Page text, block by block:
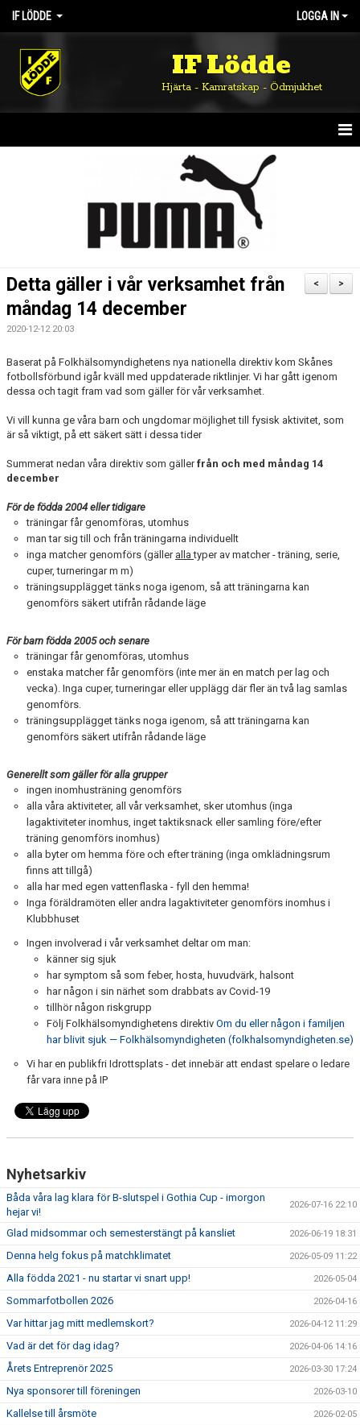
IF LÖDDE LOGGA IN
IF Lödde
Hjärta - Kamratskap - Ödmjukhet
MATCHER
DOKUMENT
KLUBBSHOPEN
>
<
Detta gäller i vår verksamhet från
måndag 14 december
2020-12-12 20:03
Baserat på Folkhälsomyndighetens nya nationella direktiv kom Skånes
fotbollsförbund igår kväll med uppdaterade riktlinjer. Vi har gått igenom
dessa och tagit fram vad som gäller för vår verksamhet.
Vi vill kunna ge våra barn och ungdomar möjlighet till fysisk aktivitet, som
är så viktigt, på ett säkert sätt i dessa tider
Summerat nedan våra direktiv som gällerfrån och med måndag 14
december
För de födda 2004 eller tidigare
träningar får genomföras, utomhus
man tar sig till och från träningarna individuellt
inga matcher genomförs (gäller allatyper av matcher - träning, serie,
cuper, turneringar m m)
träningsupplägget tänks noga igenom, så att träningarna kan
genomförs säkert utifrån rådande läge
För barn födda 2005 och senare
träningar får genomföras, utomhus
enstaka matcher får genomförs (inte mer än en match per lag och
vecka). Inga cuper, turneringar eller upplägg där fler än två lag samlas
genomförs.
träningsupplägget tänks noga igenom, så att träningarna kan
genomförs säkert utifrån rådande läge
Generellt som gäller för alla grupper
ingen inomhusträning genomförs
alla våra aktiviteter, all vår verksamhet, sker utomhus (inga
lagaktiviteter inomhus, inget taktiksnack eller samling före/efter
träning genomförs inomhus)
alla byter om hemma före och efter träning (inga omklädningsrum
finns att tillgå)
alla har med egen vattenflaska - fyll den hemma!
Inga föräldramöten eller andra lagaktiviteter genomförs inomhus i
Klubbhuset
Ingen involverad i vår verksamhet deltar om man:
känner sig sjuk
har symptom så som feber, hosta, huvudvärk, halsont
har någon i sin närhet som drabbats av Covid-19
tillhör någon riskgrupp
Följ Folkhälsomyndighetens direktiv Om du eller någon i familjen
har blivit sjuk — Folkhälsomyndigheten (folkhalsomyndigheten.se)
Vi har en publikfri Idrottsplats - det innebär att endast spelare o ledare
får vara inne på IP
Nyhetsarkiv
Båda våra lag klara för B-slutspel i Gothia Cup - imorgon
hejar vi!
2026-07-16 22:10
Glad midsommar och semesterstängt på kansliet 2026-06-19 18:31
Denna helg fokus på matchklimatet 2026-05-09 11:22
Alla födda 2021 - nu startar vi snart upp! 2026-05-04
Sommarfotbollen 2026 2026-04-16
Var hittar jag mitt medlemskort? 2026-04-12 11:29
Vad är det för dag idag? 2026-04-06 14:16
Årets Entreprenör 2025 2026-03-30 17:24
Nya sponsorer till föreningen 2026-03-10
Kallelse till årsmöte 2026-02-05